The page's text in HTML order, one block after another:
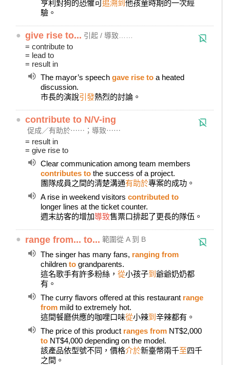
亨利對狗的恐懼可追溯到 他孩童時期的一次經
驗。
● give rise to... 引起 / 導致……
= contribute to
= lead to
= result in
The mayor’s speech gave rise to a heated
discussion.
市長的演說引發熱烈的討論。
● contribute to N/V-ing
促成／有助於⋯⋯；導致⋯⋯
= result in
= give rise to
Clear communication among team members
contributes to the success of a project.
團隊成員之間的清楚溝通有助於專案的成功。
A rise in weekend visitors contributed to
longer lines at the ticket counter.
週末訪客的增加導致售票口排起了更長的隊伍。
● range from... to... 範圍從 A 到 B
The singer has many fans, ranging from
children to grandparents.
這名歌手有許多粉絲， 從小孩子到 爺爺奶奶都
有。
The curry flavors offered at this restaurant range
from mild to extremely hot.
這間餐廳供應的咖哩口味從小辣到 辛辣都有。
The price of this product ranges from NT$2,000
to NT$4,000 depending on the model.
該產品依型號不同，價格介於新臺幣兩千至四千
之間。